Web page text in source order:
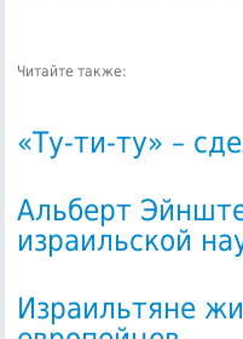
Читайте также:
«Ту-ти-ту» –
Альберт
израильской
Израильтяне